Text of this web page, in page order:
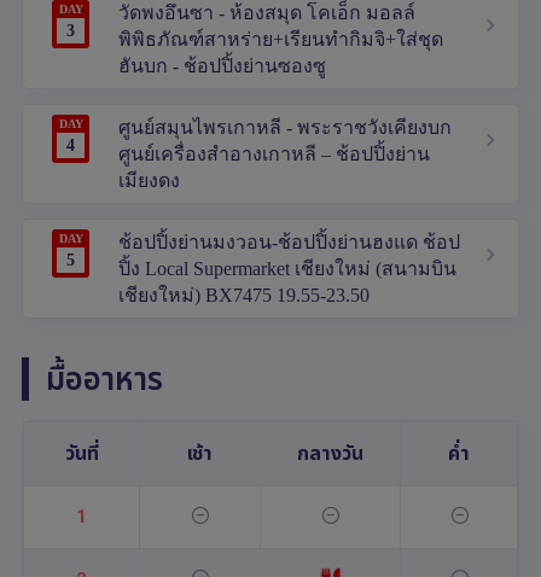
DAY
3
วัดพงอึนซา - ห้องสมุด โคเอ็ก มอลล์
พิพิธภัณฑ์สาหร่าย+เรียนทำกิมจิ+ใส่ชุด
ฮันบก - ช้อปปิ้งย่านซองซู
DAY
4
ศูนย์สมุนไพรเกาหลี - พระราชวังเคียงบก
ศูนย์เครื่องสำอางเกาหลี – ช้อปปิ้งย่าน
เมียงดง
DAY
5
ช้อปปิ้งย่านมงวอน-ช้อปปิ้งย่านฮงแด ช้อป
ปิ้ง Local Supermarket เชียงใหม่ (สนามบิน
เชียงใหม่) BX7475 19.55-23.50
มื้ออาหาร
วันที่ เช้า กลางวัน ค่ำ
1